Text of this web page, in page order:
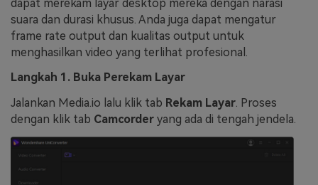
dapat merekam layar desktop mereka dengan narasi
suara dan durasi khusus. Anda juga dapat mengatur
frame rate output dan kualitas output untuk
menghasilkan video yang terlihat profesional.
Langkah 1. Buka Perekam Layar
Jalankan Media.io lalu klik tab Rekam Layar. Proses
dengan klik tab Camcorder yang ada di tengah jendela.